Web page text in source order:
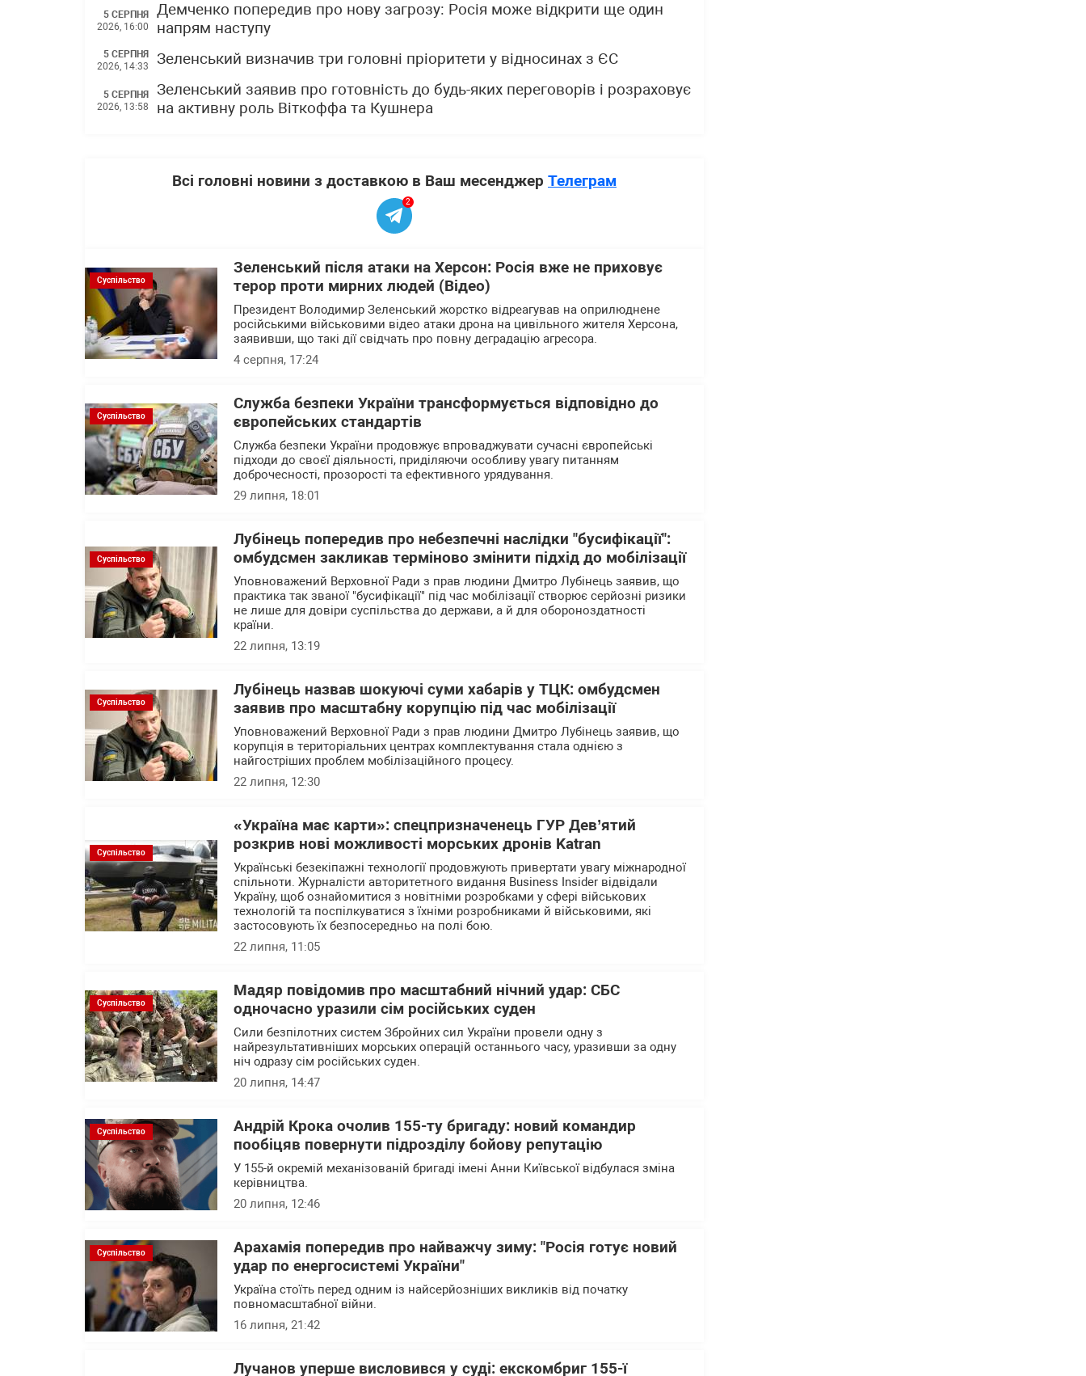
5 СЕРПНЯ
2026, 16:00
Демченко попередив про нову загрозу: Росія може відкрити ще один
напрям наступу
5 СЕРПНЯ
2026, 14:33
Зеленський визначив три головні пріоритети у відносинах з ЄС
5 СЕРПНЯ
2026, 13:58
Зеленський заявив про готовність до будь-яких переговорів і розраховує
на активну роль Віткоффа та Кушнера
Всі головні новини з доставкою в Ваш месенджер Телеграм
2
Суспільство
Зеленський після атаки на Херсон: Росія вже не приховує
терор проти мирних людей (Відео)
Президент Володимир Зеленський жорстко відреагував на оприлюднене
російськими військовими відео атаки дрона на цивільного жителя Херсона,
заявивши, що такі дії свідчать про повну деградацію агресора.
4 серпня, 17:24
Суспільство
Служба безпеки України трансформується відповідно до
європейських стандартів
Служба безпеки України продовжує впроваджувати сучасні європейські
підходи до своєї діяльності, приділяючи особливу увагу питанням
доброчесності, прозорості та ефективного урядування.
29 липня, 18:01
Суспільство
Лубінець попередив про небезпечні наслідки "бусифікації":
омбудсмен закликав терміново змінити підхід до мобілізації
Уповноважений Верховної Ради з прав людини Дмитро Лубінець заявив, що
практика так званої "бусифікації" під час мобілізації створює серйозні ризики
не лише для довіри суспільства до держави, а й для обороноздатності
країни.
22 липня, 13:19
Суспільство
Лубінець назвав шокуючі суми хабарів у ТЦК: омбудсмен
заявив про масштабну корупцію під час мобілізації
Уповноважений Верховної Ради з прав людини Дмитро Лубінець заявив, що
корупція в територіальних центрах комплектування стала однією з
найгостріших проблем мобілізаційного процесу.
22 липня, 12:30
Суспільство
«Україна має карти»: спецпризначенець ГУР Дев’ятий
розкрив нові можливості морських дронів Katran
Українські безекіпажні технології продовжують привертати увагу міжнародної
спільноти. Журналісти авторитетного видання Business Insider відвідали
Україну, щоб ознайомитися з новітніми розробками у сфері військових
технологій та поспілкуватися з їхніми розробниками й військовими, які
застосовують їх безпосередньо на полі бою.
22 липня, 11:05
Суспільство
Мадяр повідомив про масштабний нічний удар: СБС
одночасно уразили сім російських суден
Сили безпілотних систем Збройних сил України провели одну з
найрезультативніших морських операцій останнього часу, уразивши за одну
ніч одразу сім російських суден.
20 липня, 14:47
Суспільство
Андрій Крока очолив 155-ту бригаду: новий командир
пообіцяв повернути підрозділу бойову репутацію
У 155-й окремій механізованій бригаді імені Анни Київської відбулася зміна
керівництва.
20 липня, 12:46
Суспільство
Арахамія попередив про найважчу зиму: "Росія готує новий
удар по енергосистемі України"
Україна стоїть перед одним із найсерйозніших викликів від початку
повномасштабної війни.
16 липня, 21:42
Лучанов уперше висловився у суді: екскомбриг 155-ї